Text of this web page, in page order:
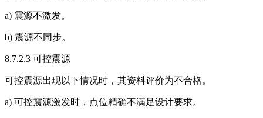
a) 震源不激发。
b) 震源不同步。
8.7.2.3 可控震源
可控震源出现以下情况时，其资料评价为不合格。
a) 可控震源激发时，点位精确不满足设计要求。